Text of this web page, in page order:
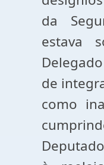
da
estava
de
como